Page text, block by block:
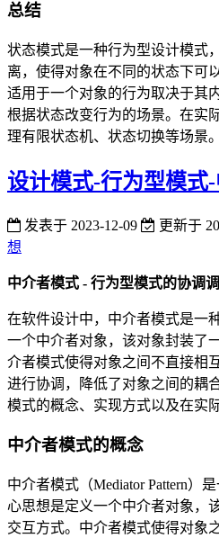
总结
状态模式是一种行为型设计模式
离，使得对象在不同的状态下可
适用于一个对象的行为取决于其
根据状态改变行为的场景。在实
理有限状态机、状态切换等场景。
设计模式-行为型模式
发表于 2023-12-09 更新于
想
中介者模式 - 行为型模式的协调
在软件设计中，中介者模式是一
一个中介者对象，该对象封装了
介者模式使得对象之间不直接相
进行协调，降低了对象之间的耦
模式的概念、实现方式以及在实
中介者模式的概念
中介者模式（Mediator Pattern）
心思想是定义一个中介者对象，
交互方式。中介者模式使得对象